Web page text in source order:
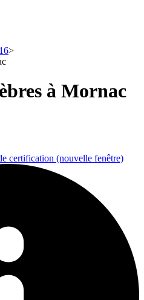
à Mornac
certification (nouvelle fenêtre)